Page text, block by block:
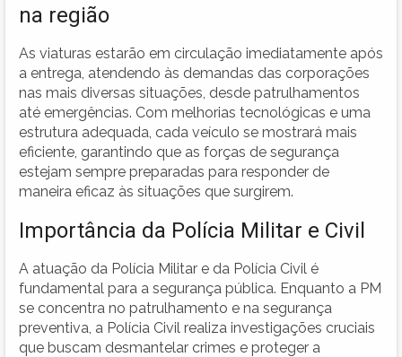
na região
As viaturas estarão em circulação imediatamente após
a entrega, atendendo às demandas das corporações
nas mais diversas situações, desde patrulhamentos
até emergências. Com melhorias tecnológicas e uma
estrutura adequada, cada veículo se mostrará mais
eficiente, garantindo que as forças de segurança
estejam sempre preparadas para responder de
maneira eficaz às situações que surgirem.
Importância da Polícia Militar e Civil
A atuação da Polícia Militar e da Polícia Civil é
fundamental para a segurança pública. Enquanto a PM
se concentra no patrulhamento e na segurança
preventiva, a Polícia Civil realiza investigações cruciais
que buscam desmantelar crimes e proteger a